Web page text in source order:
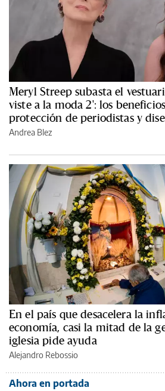
Meryl Streep subasta el
viste a la moda 2': los
protección de periodistas y
Andrea Blez
En el país que desacelera la
economía, casi la mitad de la
iglesia pide ayuda
Alejandro Rebossio
Ahora en portada